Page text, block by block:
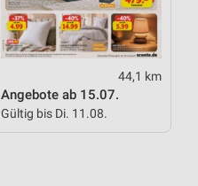
44,1 km
Angebote ab 15.07.
Gültig bis Di. 11.08.